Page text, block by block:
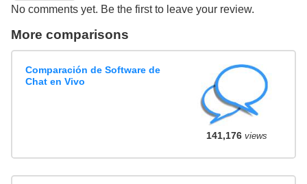
No comments yet. Be the first to leave your review.
More comparisons
Comparación de Software de
Chat en Vivo
141,176views